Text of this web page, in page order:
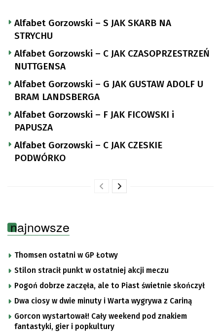
Alfabet Gorzowski – S JAK SKARB NA
STRYCHU
Alfabet Gorzowski – C JAK CZASOPRZESTRZEŃ
NUTTGENSA
Alfabet Gorzowski – G JAK GUSTAW ADOLF U
BRAM LANDSBERGA
Alfabet Gorzowski – F JAK FICOWSKI i
PAPUSZA
Alfabet Gorzowski – C JAK CZESKIE
PODWÓRKO
najnowsze
Thomsen ostatni w GP Łotwy
Stilon stracił punkt w ostatniej akcji meczu
Pogoń dobrze zaczęła, ale to Piast świetnie skończył
Dwa ciosy w dwie minuty i Warta wygrywa z Cariną
Gorcon wystartował! Cały weekend pod znakiem
fantastyki, gier i popkultury